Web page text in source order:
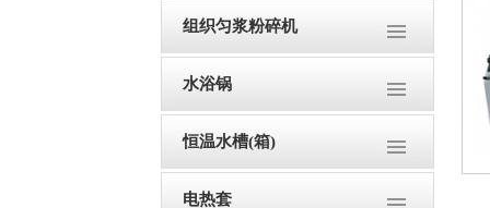
组织匀浆粉碎机
水浴锅
恒温水槽(箱)
电热套